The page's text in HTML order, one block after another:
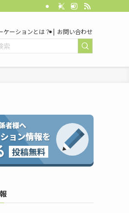
ケーションとは？ お問い合わせ